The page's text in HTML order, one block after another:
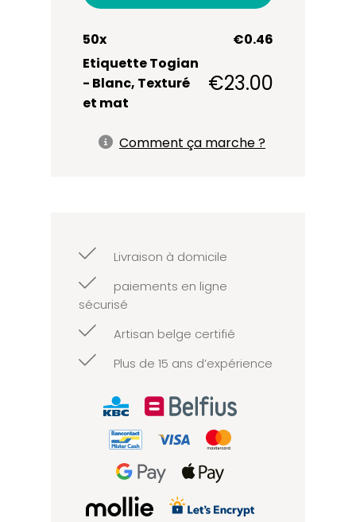
50x €0.46
Etiquette Togian
- Blanc, Texturé
et mat
€23.00
Comment ça marche ?
Livraison à domicile
paiements en ligne
sécurisé
Artisan belge certifié
Plus de 15 ans d’expérience